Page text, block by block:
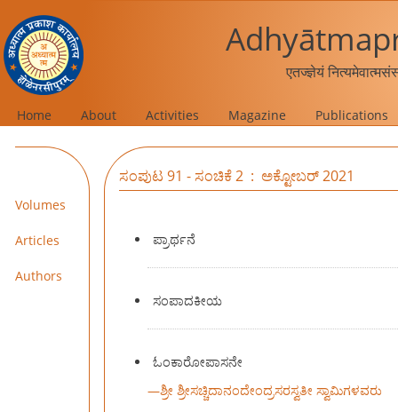
एतज्ज्ञेयं
Home About Activities Magazine Publications
Volumes
Articles
Authors
ಸಂಪುಟ 91 - ಸಂಚಿಕೆ 2 : ಅಕ್ಟೋಬರ್ 2021
ಪ್ರಾರ್ಥನೆ
ಸಂಪಾದಕೀಯ
ಓಂಕಾರೋಪಾಸನೇ
—ಶ್ರೀ ಶ್ರೀಸಚ್ಚಿದಾನಂದೇಂದ್ರಸರಸ್ವತೀ ಸ್ವಾಮಿಗಳವರು